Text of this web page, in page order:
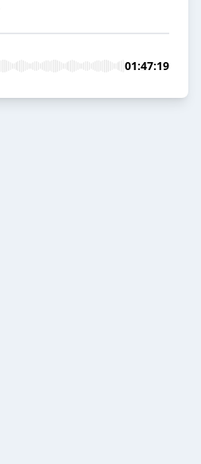
01:47:19